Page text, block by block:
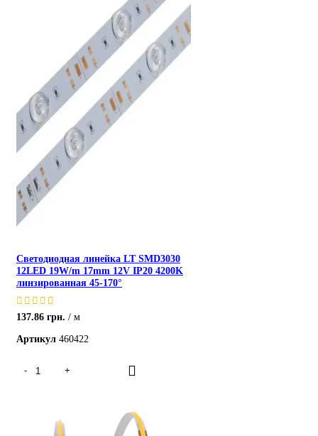
Светодиодная линейка LT SMD3030
12LED 19W/m 17mm 12V IP20 4200K
линзированная 45-170°
137.86 грн.
м
Артикул 460422